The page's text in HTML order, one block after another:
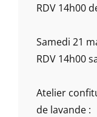
RDV 14h00
Samedi 21
RDV 14h00
Atelier
de lavande :